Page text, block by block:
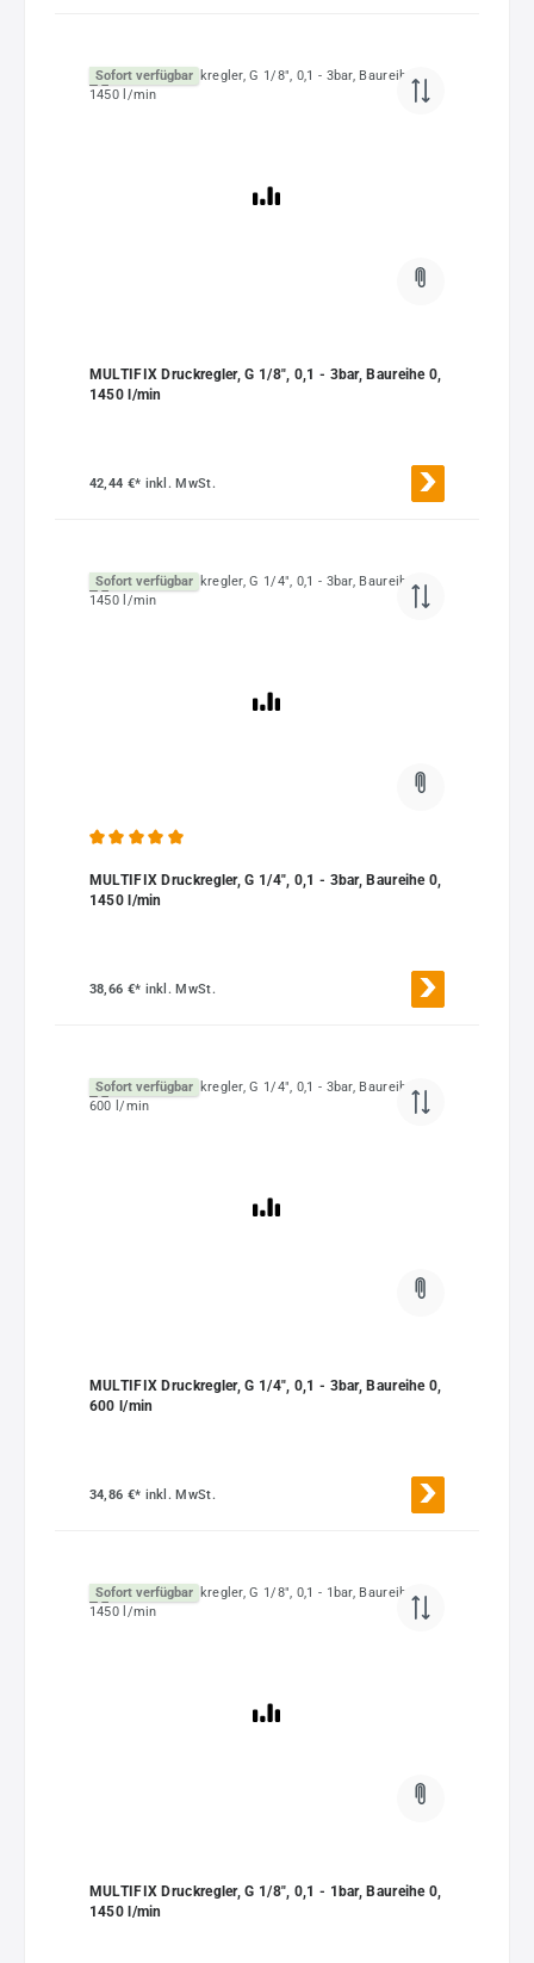
Sofort verfügbar
MULTIFIX Druckregler, G 1/8", 0,1 - 3bar, Baureihe 0,
1450 l/min
42,44 €* inkl. MwSt.
Sofort verfügbar
MULTIFIX Druckregler, G 1/4", 0,1 - 3bar, Baureihe 0,
1450 l/min
38,66 €* inkl. MwSt.
Sofort verfügbar
MULTIFIX Druckregler, G 1/4", 0,1 - 3bar, Baureihe 0,
600 l/min
34,86 €* inkl. MwSt.
Sofort verfügbar
MULTIFIX Druckregler, G 1/8", 0,1 - 1bar, Baureihe 0,
1450 l/min